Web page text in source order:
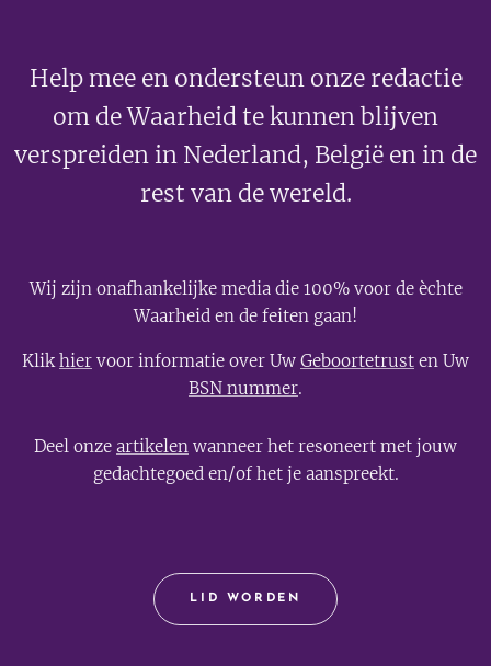
Help mee en ondersteun onze redactie
om de Waarheid te kunnen blijven
verspreiden in Nederland, België en in de
rest van de wereld.
Wij zijn onafhankelijke media die 100% voor de èchte
Waarheid en de feiten gaan!
Klik hier voor informatie over Uw Geboortetrust en Uw
BSN nummer.
Deel onze artikelen wanneer het resoneert met jouw
gedachtegoed en/of het je aanspreekt.
LID WORDEN